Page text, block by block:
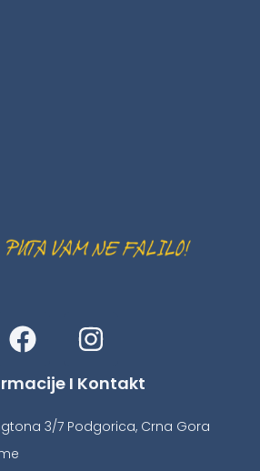
I Kontakt
3/7 Podgorica, Crna Gora